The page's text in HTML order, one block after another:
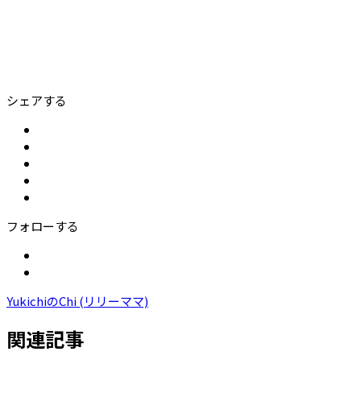
シェアする
フォローする
YukichiのChi (リリーママ)
関連記事